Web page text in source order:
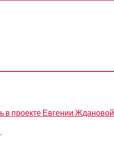
в проекте Евгении Ждановой
.